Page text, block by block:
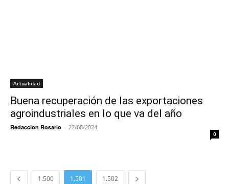
Actualidad
Buena recuperación de las exportaciones
agroindustriales en lo que va del año
Redaccion Rosario - 22/08/2024
0
1.500 1.501 1.502